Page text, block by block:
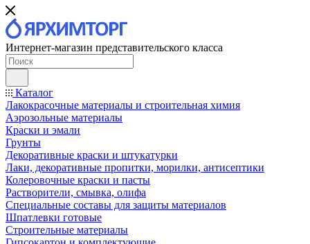
Интернет-магазин представительского класса
Каталог
Лакокрасочные материалы и строительная химия
Аэрозольные материалы
Краски и эмали
Грунты
Декоративные краски и штукатурки
Лаки, декоративные пропитки, морилки, антисептики
Колеровочные краски и пасты
Растворители, смывка, олифа
Специальные составы для защиты материалов
Шпатлевки готовые
Строительные материалы